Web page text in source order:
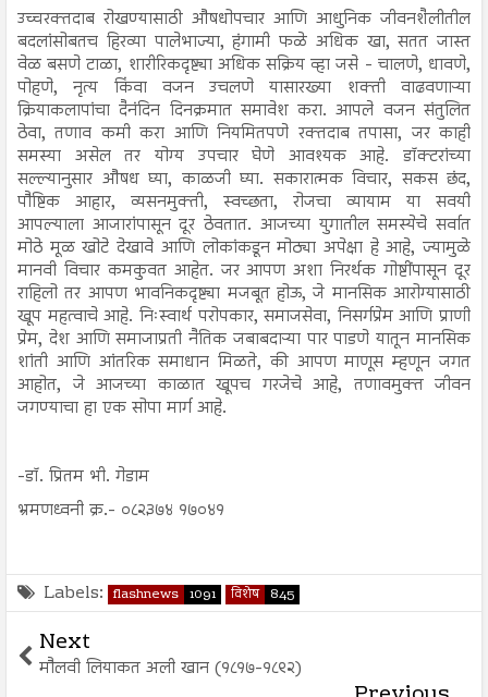
उच्चरक्तदाब रोखण्यासाठी औषधोपचार आणि आधुनिक जीवनशैलीतील
बदलांसोबतच हिरव्या पालेभाज्या, हंगामी फळे अधिक खा, सतत जास्त
वेळ बसणे टाळा, शारीरिकदृष्ट्या अधिक सक्रिय व्हा जसे - चालणे, धावणे,
पोहणे, नृत्य किंवा वजन उचलणे यासारख्या शक्ती वाढवणाऱ्या
क्रियाकलापांचा दैनंदिन दिनक्रमात समावेश करा. आपले वजन संतुलित
ठेवा, तणाव कमी करा आणि नियमितपणे रक्तदाब तपासा, जर काही
समस्या असेल तर योग्य उपचार घेणे आवश्यक आहे. डॉक्टरांच्या
सल्ल्यानुसार औषध घ्या, काळजी घ्या. सकारात्मक विचार, सकस छंद,
पौष्टिक आहार, व्यसनमुक्ती, स्वच्छता, रोजचा व्यायाम या सवयी
आपल्याला आजारांपासून दूर ठेवतात. आजच्या युगातील समस्येचे सर्वात
मोठे मूळ खोटे देखावे आणि लोकांकडून मोठ्या अपेक्षा हे आहे, ज्यामुळे
मानवी विचार कमकुवत आहेत. जर आपण अशा निरर्थक गोष्टींपासून दूर
राहिलो तर आपण भावनिकदृष्ट्या मजबूत होऊ, जे मानसिक आरोग्यासाठी
खूप महत्वाचे आहे. निःस्वार्थ परोपकार, समाजसेवा, निसर्गप्रेम आणि प्राणी
प्रेम, देश आणि समाजाप्रती नैतिक जबाबदाऱ्या पार पाडणे यातून मानसिक
शांती आणि आंतरिक समाधान मिळते, की आपण माणूस म्हणून जगत
आहोत, जे आजच्या काळात खूपच गरजेचे आहे, तणावमुक्त जीवन
जगण्याचा हा एक सोपा मार्ग आहे.
-डॉ. प्रितम भी. गेडाम
भ्रमणध्वनी क्र.- ०८२३७४ १७०४१
Labels: flashnews 1091 विशेष 845
Next
मौलवी लियाकत अली खान (१८१७-१८९२)